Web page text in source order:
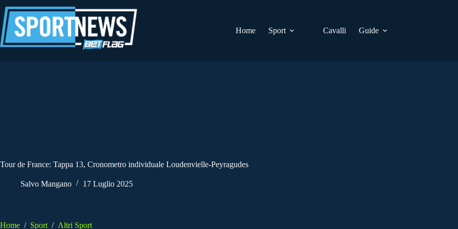
al
contenuto
Home
Sport Cavalli Guide
Tour de France: Tappa 13, Cronometro individuale Loudenvielle-Peyragudes
Salvo Mangano 17 Luglio 2025
Home / Sport / Altri Sport